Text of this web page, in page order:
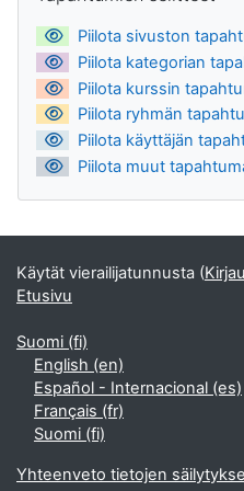
Piilota sivuston
Piilota kategorian
Piilota kurssin
Piilota ryhmän
Piilota käyttäjän
Piilota muut
Käytät vierailijatunnusta (
Etusivu
Suomi ‎(fi)‎
English ‎(en)‎
Español - Internacional ‎(es)‎
Français ‎(fr)‎
Suomi ‎(fi)‎
Yhteenveto tietojen